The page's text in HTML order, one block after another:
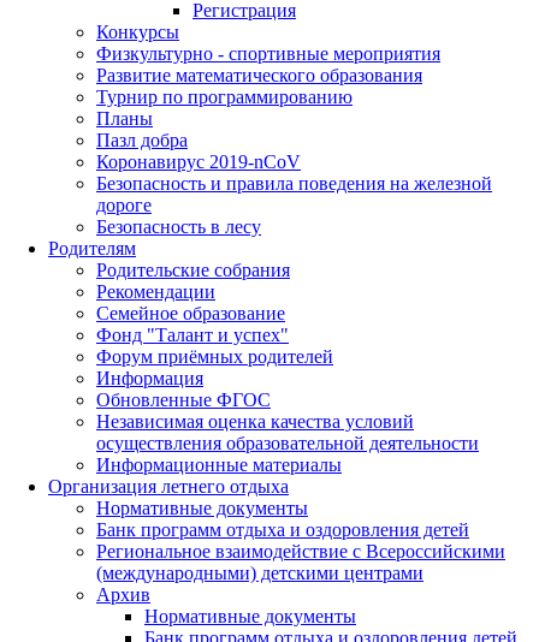
Регистрация
Конкурсы
Физкультурно - спортивные мероприятия
Развитие математического образования
Турнир по программированию
Планы
Пазл добра
Коронавирус 2019-nCoV
Безопасность и правила поведения на железной
дороге
Безопасность в лесу
Родителям
Родительские собрания
Рекомендации
Семейное образование
Фонд "Талант и успех"
Форум приёмных родителей
Информация
Обновленные ФГОС
Независимая оценка качества условий
осуществления образовательной деятельности
Информационные материалы
Организация летнего отдыха
Нормативные документы
Банк программ отдыха и оздоровления детей
Региональное взаимодействие с Всероссийскими
(международными) детскими центрами
Архив
Нормативные документы
Банк программ отдыха и оздоровления детей